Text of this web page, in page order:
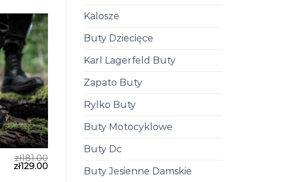
Kalosze
Buty Dziecięce
Karl Lagerfeld Buty
Zapato Buty
Rylko Buty
Buty Motocyklowe
Buty Dc
Buty Jesienne Damskie
zł181.00
zł129.00